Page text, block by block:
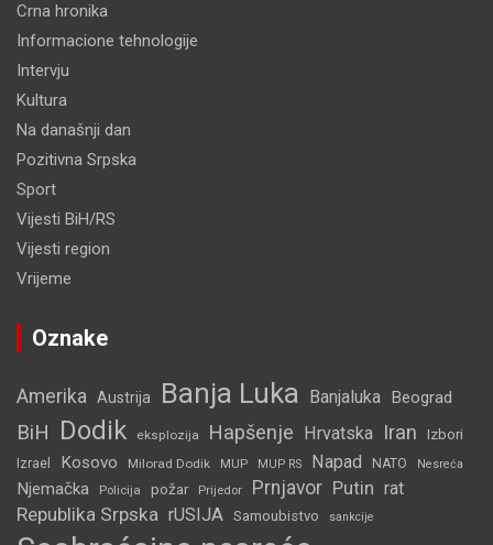
Crna hronika
Informacione tehnologije
Intervju
Kultura
Na današnji dan
Pozitivna Srpska
Sport
Vijesti BiH/RS
Vijesti region
Vrijeme
Oznake
Amerika Austrija Banja Luka Banjaluka Beograd
BiH Dodik eksplozija Hapšenje Hrvatska Iran Izbori
Izrael Kosovo Milorad Dodik MUP MUP RS Napad NATO Nesreća
Njemačka Policija požar Prijedor Prnjavor Putin rat
Republika Srpska rUSIJA Samoubistvo sankcije